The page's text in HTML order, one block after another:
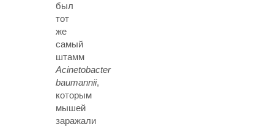
был
тот
же
самый
штамм
Acinetobacter
baumannii,
которым
мышей
заражали